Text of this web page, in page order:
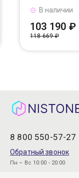
В наличии
103 190 ₽
118 669 ₽
8 800 550-57-27
Обратный звонок
Пн – Вс 10:00 - 20:00